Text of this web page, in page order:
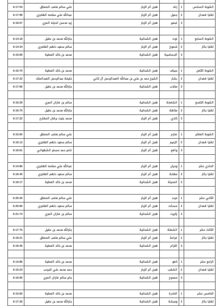
الشوط السادس 1 زناد هجن أم الزبار علي سالم متعب الصعاق
6:17:53
لقايا قعدان
2 جميل هجن أم الزبار عبدالله علي سلامه الهاجري
6:17:99
3 لبصير هجن أم الزبار زيد محسن انديله المري 6:18:07
الشوط السابع 1 نوت هجن الشحانية جارالله محمد بن عقيل
6:14:18
لقايا بكار
2 شموخ هجن أم الزبار سالم سعيد دلهم الهاجري
6:14:34
3 الجساسية هجن الشحانية محمد بن خالد العطية 6:15:69
الشوط الثامن 1 سياف هجن الشحانية محمد بن خالد العطية
6:16:70
لقايا قعدان
2 بشار الشيخ حمد بن علي بن عبدالله العبدالرحمن آل ثاني خليفة عبدالرحمن العبدالملك
6:17:22
3 مخلاب هجن الشحانية جارالله محمد بن عقيل 6:17:66
الشوط التاسع 1 الشامخة هجن الشحانية سالم بن فاران المري
6:16:26
لقايا بكار
2 متاهة هجن الشحانية جارالله محمد بن عقيل
6:16:75
3 كادي هجن أم الزبار محمد بخيت برقان المقارح 6:17:22
الشوط العاشر 1 صارم هجن أم الزبار علي سالم متعب الصعاق
6:15:60
لقايا قعدان
2 الزعيم هجن أم الزبار سالم سعيد دلهم الهاجري
6:16:13
3 واقع هجن أم الزبار ناصر حمد مسفر الشهواني 6:16:61
الحادي عشر 1 وديان هجن أم الزبار عبدالله علي سلامه الهاجري
6:14:86
لقايا بكار
2 مهابة هجن أم الزبار سالم سعيد دلهم الهاجري
6:16:40
3 المدينة هجن الشحانية محمد بن خالد العطية 6:18:17
الثاني عشر 1 مردد هجن أم الزبار علي سالم متعب الصعاق
6:20:26
لقايا قعدان
2 مسكت هجن أم الزبار سالم سعيد دلهم الهاجري
6:20:66
3 زكريت هجن الشحانية سالم بن فاران المري 6:21:74
الثالث عشر 1 الشعلة هجن الشحانية جارالله محمد بن عقيل
6:17:75
لقايا بكار
2 فراعة هجن أم الزبار علي سالم متعب الصعاق
6:19:21
3 التزام هجن الشحانية محمد بن خالد العطية 6:19:45
الرابع عشر 1 كفو هجن الشحانية محمد بن خالد العطية
6:14:86
لقايا قعدان
2 الشقب هجن أم الزبار حمد محمد علي الجرحب
6:15:24
3 ممدوح هجن الشحانية جابر سالم فاران المري 6:16:90
الخامس عشر 1 النادرة هجن الشحانية محمد بن خالد العطية
6:15:60
لقايا بكار
2 وحيشة هجن الشحانية جارالله محمد بن عقيل
6:17:26